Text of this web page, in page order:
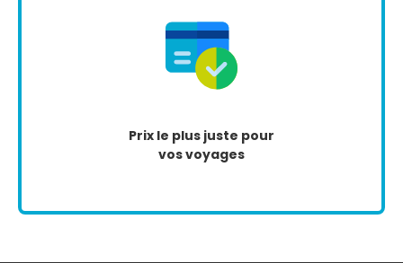
Prix le plus juste pour
vos voyages